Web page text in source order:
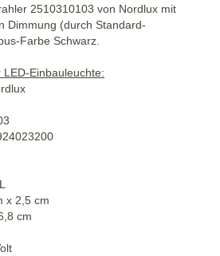
2510310103 von Nordlux mit
Dimmung (durch Standard-
Farbe Schwarz.
Einbauleuchte:
x 2,5 cm
cm